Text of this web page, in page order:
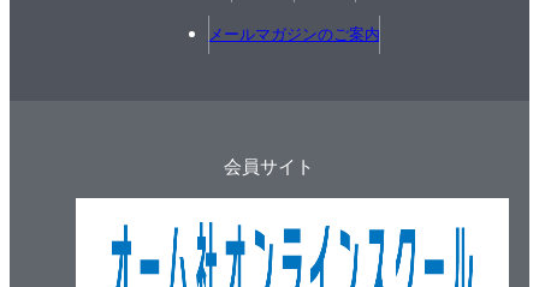
メールマガジンのご案内
会員サイト